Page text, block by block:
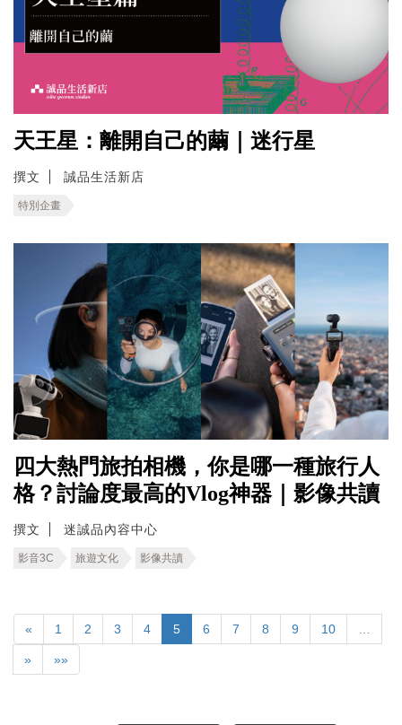
天王星：離開自己的繭｜迷行星
撰文 誠品生活新店
特別企畫
四大熱門旅拍相機，你是哪一種旅行人
格？討論度最高的Vlog神器｜影像共讀
撰文 迷誠品內容中心
影音3C 旅遊文化 影像共讀
« 1 2 3 4 5 6 7 8 9 10
» »»